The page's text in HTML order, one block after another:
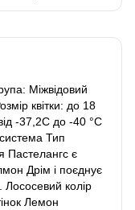
Міжвідовий
квітки: до 18
-37,2С до -40 °C
Тип
Пастелангс є
Дрім і поєднує
Лососевий колір
Лемон